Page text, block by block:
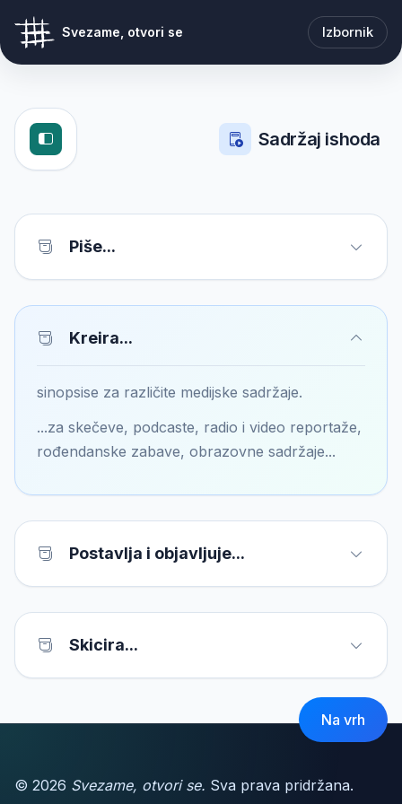
Svezame, otvori se Izbornik
Sadržaj ishoda
Piše...
Kreira...
sinopsise za različite medijske sadržaje.
...za skečeve, podcaste, radio i video reportaže,
rođendanske zabave, obrazovne sadržaje...
Postavlja i objavljuje...
Skicira...
© 2026 Svezame, otvori se. Sva prava pridržana.
Na vrh